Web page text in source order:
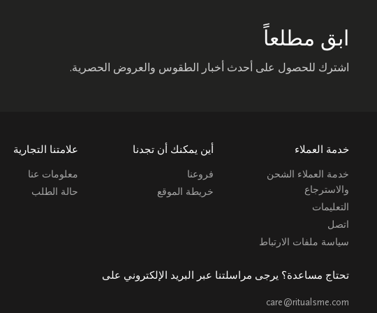
ابق مطلعاً
اشترك للحصول على أحدث أخبار الطقوس والعروض الحصرية.
خدمة العملاء
خدمة العملاء الشحن
والاسترجاع
التعليمات
اتصل
سياسة ملفات الارتباط
أين يمكنك أن تجدنا
فروعنا
خريطة الموقع
علامتنا التجارية
معلومات عنا
حالة الطلب
تحتاج مساعدة؟ يرجى مراسلتنا عبر البريد الإلكتروني على
care@ritualsme.com